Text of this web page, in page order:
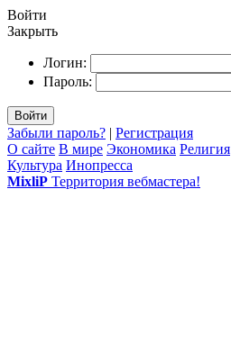
Войти
Закрыть
Логин:
Пароль:
Войти
Забыли пароль? | Регистрация
О сайте В мире Экономика Религия
Культура Инопресса
MixliP Территория вебмастера!